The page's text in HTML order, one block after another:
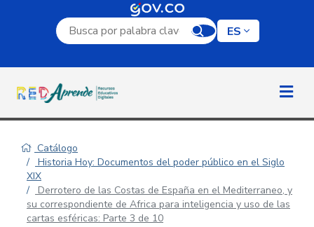
Campo de búsqueda por palabra clave
ES
Catálogo
Historia Hoy: Documentos del poder público en el Siglo
XIX
Derrotero de las Costas de España en el Mediterraneo, y
su correspondiente de Africa para inteligencia y uso de las
cartas esféricas: Parte 3 de 10